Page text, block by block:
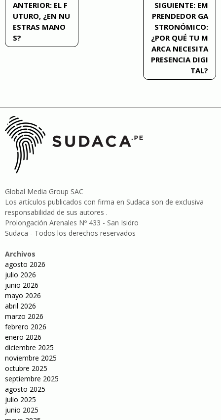
Navegación
de
entradas
ANTERIOR: EL F
UTURO, ¿EN NU
ESTRAS MANO
S?
SIGUIENTE: EM
PRENDEDOR GA
STRONÓMICO:
¿POR QUÉ TU M
ARCA NECESITA
PRESENCIA DIGI
TAL?
Global Media Group SAC
Los artículos publicados con firma en Sudaca son de exclusiva
responsabilidad de sus autores .
Prolongación Arenales Nº 433 - San Isidro
Sudaca - Todos los derechos reservados
Archivos
agosto 2026
julio 2026
junio 2026
mayo 2026
abril 2026
marzo 2026
febrero 2026
enero 2026
diciembre 2025
noviembre 2025
octubre 2025
septiembre 2025
agosto 2025
julio 2025
junio 2025